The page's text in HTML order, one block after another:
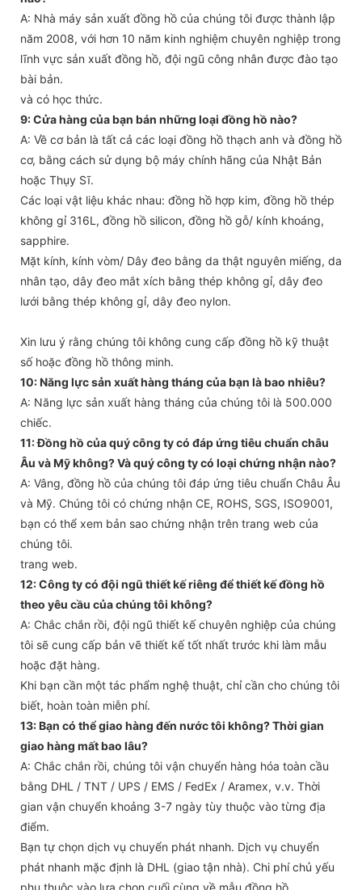
A: Nhà máy sản xuất đồng hồ của chúng tôi được thành lập
năm 2008, với hơn 10 năm kinh nghiệm chuyên nghiệp trong
lĩnh vực sản xuất đồng hồ, đội ngũ công nhân được đào tạo
bài bản.
và có học thức.
9: Cửa hàng của bạn bán những loại đồng hồ nào?
A: Về cơ bản là tất cả các loại đồng hồ thạch anh và đồng hồ
cơ, bằng cách sử dụng bộ máy chính hãng của Nhật Bản
hoặc Thụy Sĩ.
Các loại vật liệu khác nhau: đồng hồ hợp kim, đồng hồ thép
không gỉ 316L, đồng hồ silicon, đồng hồ gỗ/ kính khoáng,
sapphire.
Mặt kính, kính vòm/ Dây đeo bằng da thật nguyên miếng, da
nhân tạo, dây đeo mắt xích bằng thép không gỉ, dây đeo
lưới bằng thép không gỉ, dây đeo nylon.
Xin lưu ý rằng chúng tôi không cung cấp đồng hồ kỹ thuật
số hoặc đồng hồ thông minh.
10: Năng lực sản xuất hàng tháng của bạn là bao nhiêu?
A: Năng lực sản xuất hàng tháng của chúng tôi là 500.000
chiếc.
11: Đồng hồ của quý công ty có đáp ứng tiêu chuẩn châu
Âu và Mỹ không? Và quý công ty có loại chứng nhận nào?
A: Vâng, đồng hồ của chúng tôi đáp ứng tiêu chuẩn Châu Âu
và Mỹ. Chúng tôi có chứng nhận CE, ROHS, SGS, ISO9001,
bạn có thể xem bản sao chứng nhận trên trang web của
chúng tôi.
trang web.
12: Công ty có đội ngũ thiết kế riêng để thiết kế đồng hồ
theo yêu cầu của chúng tôi không?
A: Chắc chắn rồi, đội ngũ thiết kế chuyên nghiệp của chúng
tôi sẽ cung cấp bản vẽ thiết kế tốt nhất trước khi làm mẫu
hoặc đặt hàng.
Khi bạn cần một tác phẩm nghệ thuật, chỉ cần cho chúng tôi
biết, hoàn toàn miễn phí.
13: Bạn có thể giao hàng đến nước tôi không? Thời gian
giao hàng mất bao lâu?
A: Chắc chắn rồi, chúng tôi vận chuyển hàng hóa toàn cầu
bằng DHL / TNT / UPS / EMS / FedEx / Aramex, v.v. Thời
gian vận chuyển khoảng 3-7 ngày tùy thuộc vào từng địa
điểm.
Bạn tự chọn dịch vụ chuyển phát nhanh. Dịch vụ chuyển
phát nhanh mặc định là DHL (giao tận nhà). Chi phí chủ yếu
phụ thuộc vào lựa chọn cuối cùng về mẫu đồng hồ.